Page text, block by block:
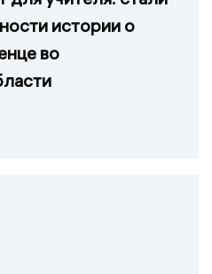
истории о
во